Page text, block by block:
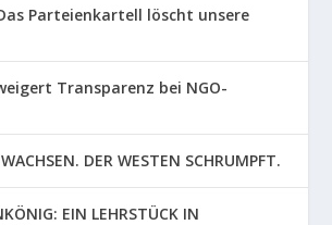
Parteienkartell löscht unsere
Transparenz bei NGO-
DER WESTEN SCHRUMPFT.
EIN LEHRSTÜCK IN